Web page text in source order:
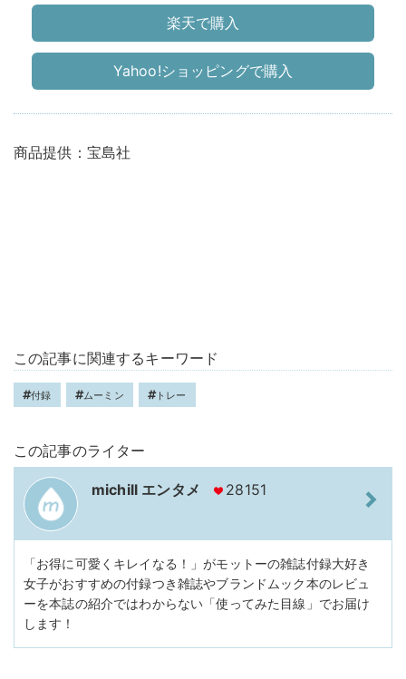
楽天で購入
Yahoo!ショッピングで購入
商品提供：宝島社
この記事に関連するキーワード
付録 ムーミン トレー
この記事のライター
michill エンタメ 28151
「お得に可愛くキレイなる！」がモットーの雑誌付録大好き
女子がおすすめの付録つき雑誌やブランドムック本のレビュ
ーを本誌の紹介ではわからない「使ってみた目線」でお届け
します！